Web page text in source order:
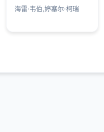
海雷·韦伯,婷塞尔·柯瑞